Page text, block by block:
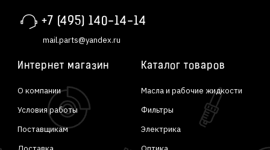
+7 (495) 140-14-14
mail.parts@yandex.ru
Интернет магазин
О компании
Условия работы
Поставщикам
Каталог товаров
Масла и рабочие жидкости
Фильтры
Электрика